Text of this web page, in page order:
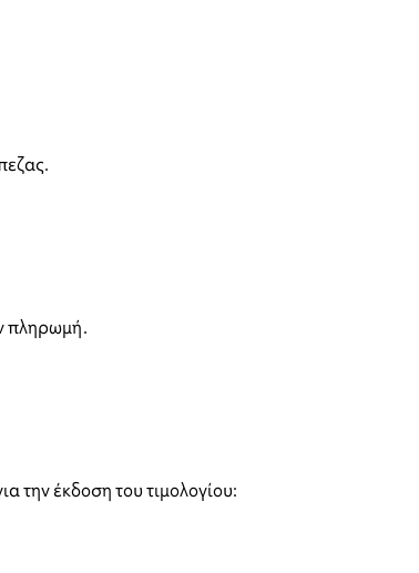
πληρωμή.
την έκδοση του τιμολογίου: